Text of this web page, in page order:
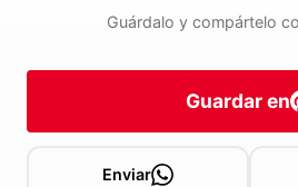
Guárdalo y compártelo
Guardar en
Enviar